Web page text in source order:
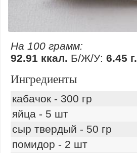
На 100 грамм:
92.91 ккал. Б/Ж/У: 6.45 г.
Ингредиенты
кабачок - 300 гр
яйца - 5 шт
сыр твердый - 50 гр
помидор - 2 шт